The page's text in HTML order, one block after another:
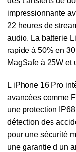
impressionnante
22 heures de
audio. La batterie
rapide à 50% en
MagSafe à 25W et
L iPhone 16 Pro
avancées comme
une protection
détection des
pour une sécurité
une garantie d un